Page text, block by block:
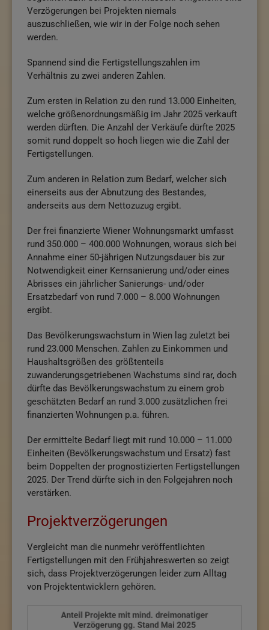
Verzögerungen bei Projekten niemals
auszuschließen, wie wir in der Folge noch sehen
werden.
Spannend sind die Fertigstellungszahlen im
Verhältnis zu zwei anderen Zahlen.
Zum ersten in Relation zu den rund 13.000 Einheiten,
welche größenordnungsmäßig im Jahr 2025 verkauft
werden dürften. Die Anzahl der Verkäufe dürfte 2025
somit rund doppelt so hoch liegen wie die Zahl der
Fertigstellungen.
Zum anderen in Relation zum Bedarf, welcher sich
einerseits aus der Abnutzung des Bestandes,
anderseits aus dem Nettozuzug ergibt.
Der frei finanzierte Wiener Wohnungsmarkt umfasst
rund 350.000 – 400.000 Wohnungen, woraus sich bei
Annahme einer 50-jährigen Nutzungsdauer bis zur
Notwendigkeit einer Kernsanierung und/oder eines
Abrisses ein jährlicher Sanierungs- und/oder
Ersatzbedarf von rund 7.000 – 8.000 Wohnungen
ergibt.
Das Bevölkerungswachstum in Wien lag zuletzt bei
rund 23.000 Menschen. Zahlen zu Einkommen und
Haushaltsgrößen des größtenteils
zuwanderungsgetriebenen Wachstums sind rar, doch
dürfte das Bevölkerungswachstum zu einem grob
geschätzten Bedarf an rund 3.000 zusätzlichen frei
finanzierten Wohnungen p.a. führen.
Der ermittelte Bedarf liegt mit rund 10.000 – 11.000
Einheiten (Bevölkerungswachstum und Ersatz) fast
beim Doppelten der prognostizierten Fertigstellungen
2025. Der Trend dürfte sich in den Folgejahren noch
verstärken.
Projektverzögerungen
Vergleicht man die nunmehr veröffentlichten
Fertigstellungen mit den Frühjahreswerten so zeigt
sich, dass Projektverzögerungen leider zum Alltag
von Projektentwicklern gehören.